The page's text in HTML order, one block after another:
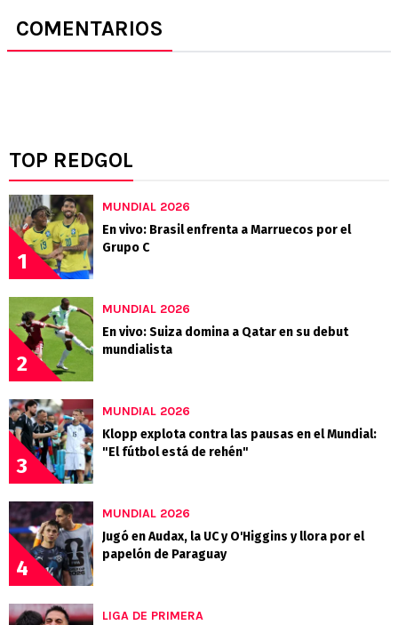
COMENTARIOS
TOP REDGOL
1
MUNDIAL 2026
En vivo: Brasil enfrenta a Marruecos por el
Grupo C
2
MUNDIAL 2026
En vivo: Suiza domina a Qatar en su debut
mundialista
3
MUNDIAL 2026
Klopp explota contra las pausas en el Mundial:
"El fútbol está de rehén"
4
MUNDIAL 2026
Jugó en Audax, la UC y O'Higgins y llora por el
papelón de Paraguay
LIGA DE PRIMERA